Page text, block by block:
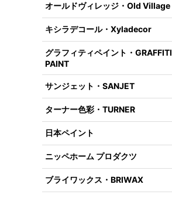
オールドヴィレッジ・Old Village
キシラデコール・Xyladecor
グラフィティペイント・GRAFFITI
PAINT
サンジェット・SANJET
ターナー色彩・TURNER
日本ペイント
ニッペホーム プロダクツ
ブライワックス・BRIWAX